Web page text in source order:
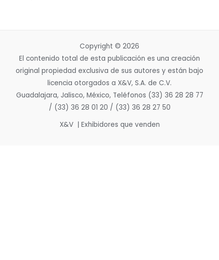
Copyright © 2026
El contenido total de esta publicación es una creación
original propiedad exclusiva de sus autores y están bajo
licencia otorgados a X&V, S.A. de C.V.
Guadalajara, Jalisco, México, Teléfonos (33) 36 28 28 77
/ (33) 36 28 01 20 / (33) 36 28 27 50
X&V | Exhibidores que venden